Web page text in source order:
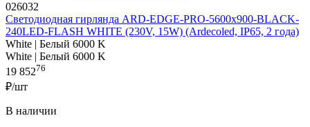
026032
Светодиодная гирлянда ARD-EDGE-PRO-5600x900-BLACK-
240LED-FLASH WHITE (230V, 15W) (Ardecoled, IP65, 2 года)
White | Белый 6000 K
White | Белый 6000 K
19 85276
₽/шт
В наличии